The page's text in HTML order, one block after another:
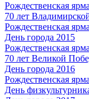
Рождественская
70 лет
Рождественская
День города 2015
Рождественская
70 лет Великой
День города 2016
Рождественская
День